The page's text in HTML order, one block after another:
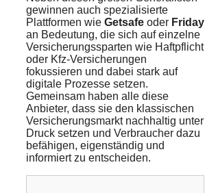
gewinnen auch spezialisierte
Plattformen wie Getsafe oder Friday
an Bedeutung, die sich auf einzelne
Versicherungssparten wie Haftpflicht
oder Kfz-Versicherungen
fokussieren und dabei stark auf
digitale Prozesse setzen.
Gemeinsam haben alle diese
Anbieter, dass sie den klassischen
Versicherungsmarkt nachhaltig unter
Druck setzen und Verbraucher dazu
befähigen, eigenständig und
informiert zu entscheiden.